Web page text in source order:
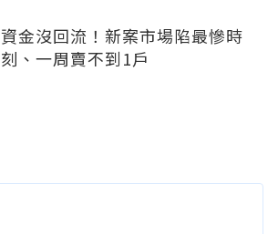
資金沒回流！新案市場陷最慘時
刻、一周賣不到1戶